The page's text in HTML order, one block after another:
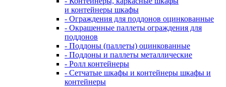
и контейнеры шкафы
- Ограждения для поддонов оцинкованные
- Окрашенные паллеты ограждения для
поддонов
- Поддоны (паллеты) оцинкованные
- Поддоны и паллеты металлические
- Ролл контейнеры
- Сетчатые шкафы и контейнеры шкафы и
контейнеры